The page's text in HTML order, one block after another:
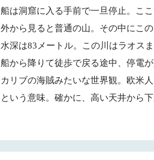
船は洞窟に入る手前で一旦停止。こ
外から見ると普通の山。その中にこ
水深は83メートル。この川はラオス
船から降りて徒歩で戻る途中、停電
カリブの海賊みたいな世界観。欧米
という意味。確かに、高い天井から